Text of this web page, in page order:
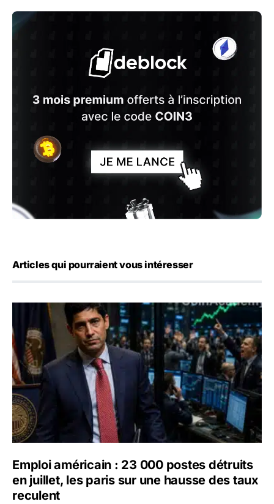
Articles qui pourraient vous intéresser
Emploi américain : 23 000 postes détruits en juillet, les
Emploi américain : 23 000 postes détruits
en juillet, les paris sur une hausse des taux
reculent